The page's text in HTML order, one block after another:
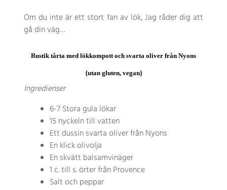
Om du inte är ett stort fan av lök, Jag råder dig att
gå din väg…
Rustik tårta med lökkompott och svarta oliver från Nyons
{utan gluten, vegan}
Ingredienser
6-7 Stora gula lökar
15 nyckeln till vatten
Ett dussin svarta oliver från Nyons
En klick olivolja
En skvätt balsamvinäger
1 c. till s. örter från Provence
Salt och peppar